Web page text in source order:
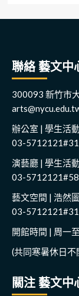
聯絡 藝文中
300093 新竹市
辦公室 | 學生活
03-
演藝廳 | 學生活
03-
藝文空間 | 浩然
03-
開館時間 | 周一
(共同寒暑休日不
關注 藝文中